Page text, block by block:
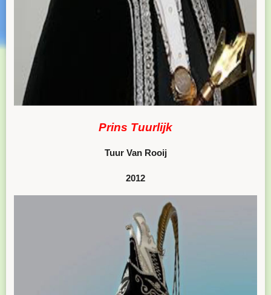
Prins Tuurlijk
Tuur Van Rooij
2012